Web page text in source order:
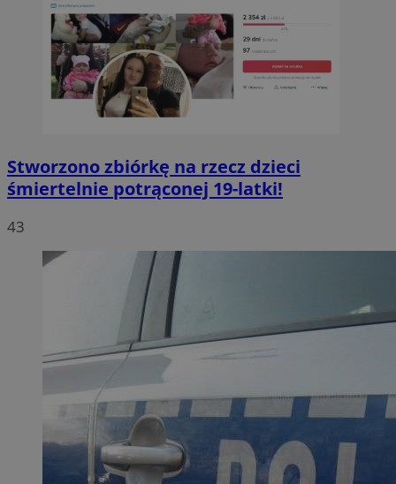
Stworzono zbiórkę na rzecz dzieci
śmiertelnie potrąconej 19-latki!
43